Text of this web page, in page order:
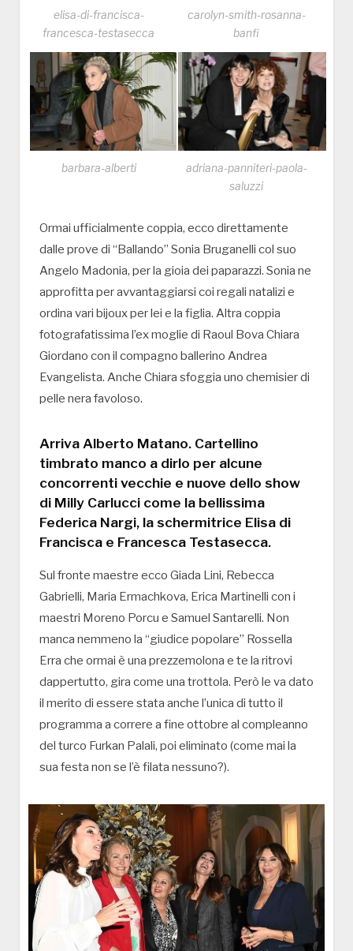
elisa-di-francisca-
francesca-testasecca
carolyn-smith-rosanna-
banfi
barbara-alberti
adriana-panniteri-paola-
saluzzi
Ormai ufficialmente coppia, ecco direttamente
dalle prove di “Ballando” Sonia Bruganelli col suo
Angelo Madonia, per la gioia dei paparazzi. Sonia ne
approfitta per avvantaggiarsi coi regali natalizi e
ordina vari bijoux per lei e la figlia. Altra coppia
fotografatissima l’ex moglie di Raoul Bova Chiara
Giordano con il compagno ballerino Andrea
Evangelista. Anche Chiara sfoggia uno chemisier di
pelle nera favoloso.
Arriva Alberto Matano. Cartellino
timbrato manco a dirlo per alcune
concorrenti vecchie e nuove dello show
di Milly Carlucci come la bellissima
Federica Nargi, la schermitrice Elisa di
Francisca e Francesca Testasecca.
Sul fronte maestre ecco Giada Lini, Rebecca
Gabrielli, Maria Ermachkova, Erica Martinelli con i
maestri Moreno Porcu e Samuel Santarelli. Non
manca nemmeno la “giudice popolare” Rossella
Erra che ormai è una prezzemolona e te la ritrovi
dappertutto, gira come una trottola. Però le va dato
il merito di essere stata anche l’unica di tutto il
programma a correre a fine ottobre al compleanno
del turco Furkan Palali, poi eliminato (come mai la
sua festa non se l’è filata nessuno?).